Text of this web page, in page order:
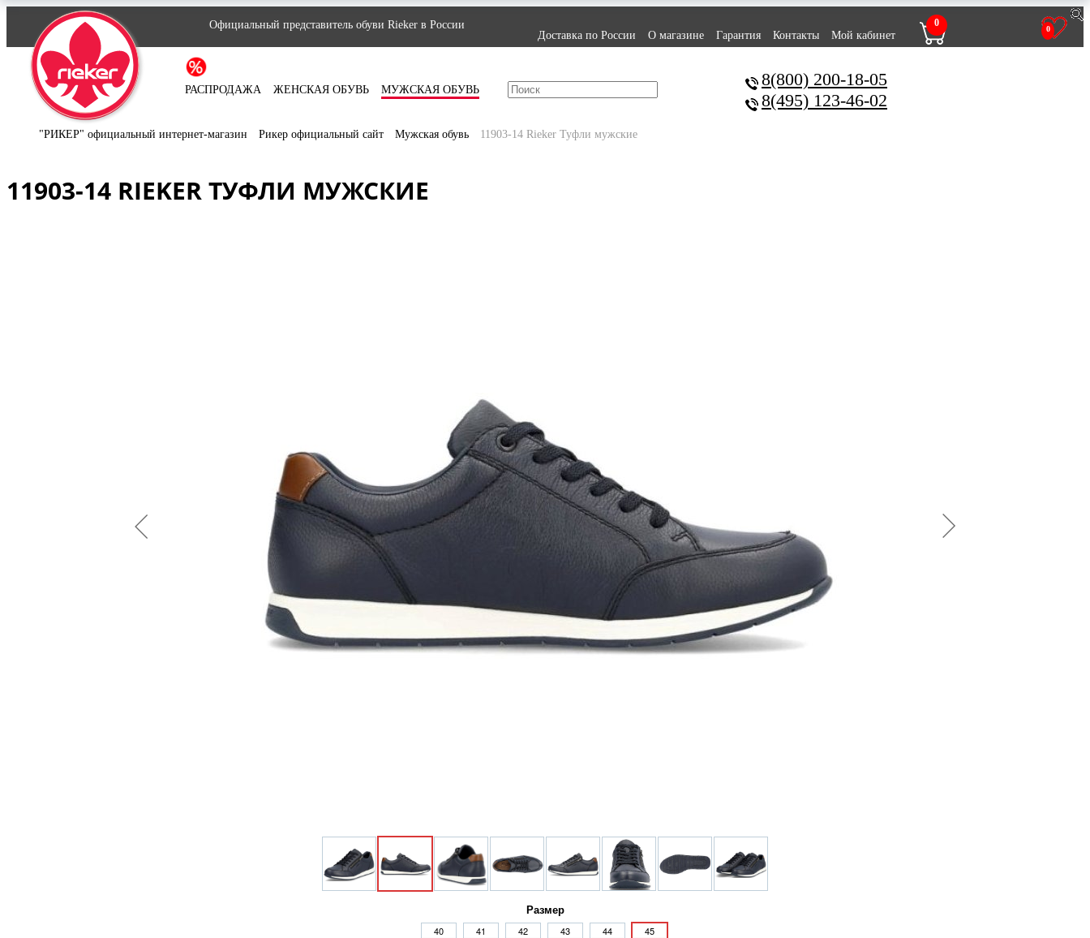
0
0
Официальный представитель обуви Rieker в России
Доставка по России
О магазине Гарантия Контакты Мой кабинет
РАСПРОДАЖА ЖЕНСКАЯ ОБУВЬ МУЖСКАЯ ОБУВЬ
8(800) 200-18-05
8(495) 123-46-02
"РИКЕР" официальный интернет-магазин Рикер официальный сайт Мужская обувь 11903-14 Rieker Туфли мужские
11903-14 RIEKER ТУФЛИ МУЖСКИЕ
Размер
40 41 42 43 44 45